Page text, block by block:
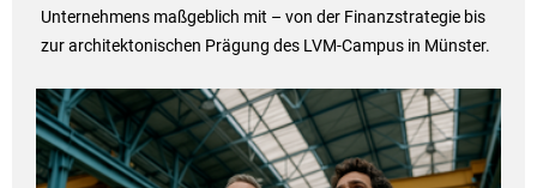
Unternehmens maßgeblich mit – von der Finanzstrategie bis
zur architektonischen Prägung des LVM-Campus in Münster.